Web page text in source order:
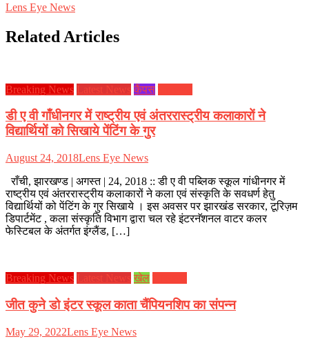
Lens Eye News
Related Articles
Breaking News Latest News कैंपस
डी ए वी गाँधीनगर में राष्ट्रीय एवं अंतररास्ट्रीय कलाकारों ने
विद्यार्थियों को सिखाये पेंटिंग के गुर
August 24, 2018Lens Eye News
राँची, झारखण्ड | अगस्त | 24, 2018 :: डी ए वी पब्लिक स्कूल गांधीनगर में
राष्ट्रीय एवं अंतररास्ट्रीय कलाकारों ने कला एवं संस्कृति के सवधर्ण हेतु
विद्यार्थियों को पेंटिंग के गुर सिखाये । इस अवसर पर झारखंड सरकार, टूरिज़म
डिपार्टमेंट , कला संस्कृति विभाग द्वारा चल रहे इंटरनॅशनल वाटर कलर
फेस्टिबल के अंतर्गत इंग्लैंड, […]
Breaking News Latest News खेल
जीत कुने डो इंटर स्कूल काता चैंपियनशिप का संपन्न
May 29, 2022Lens Eye News